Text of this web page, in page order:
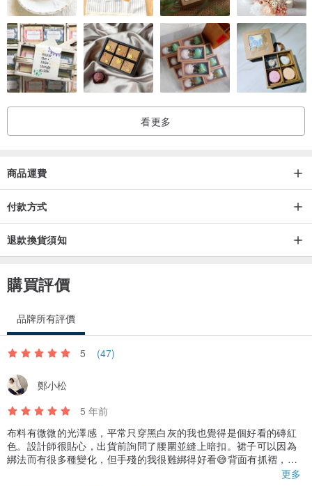
看更多
商品運費
付款方式
退款換貨須知
購買評價
品牌所有評價
5 (47)
鄭小松
5 年前
布料有微微的光澤感，平常只穿黑白灰的我也覺得是個好看的磚紅
色。設計師很貼心，出貨前詢問了腰圍並縫上暗扣。裙子可以因為
綁法而有很多種變化，但手殘的我很難綁得好看😅背面有抓褶，屁
股容易因為綁帶變成一包，希望可以早日找到一個好的綁法好好駕
更多